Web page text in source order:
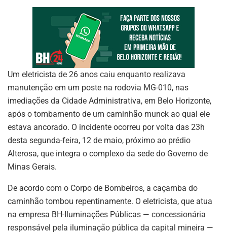
Um eletricista de 26 anos caiu enquanto realizava
manutenção em um poste na rodovia MG-010, nas
imediações da Cidade Administrativa, em Belo Horizonte,
após o tombamento de um caminhão munck ao qual ele
estava ancorado. O incidente ocorreu por volta das 23h
desta segunda-feira, 12 de maio, próximo ao prédio
Alterosa, que integra o complexo da sede do Governo de
Minas Gerais.
De acordo com o Corpo de Bombeiros, a caçamba do
caminhão tombou repentinamente. O eletricista, que atua
na empresa BH-Iluminações Públicas — concessionária
responsável pela iluminação pública da capital mineira —